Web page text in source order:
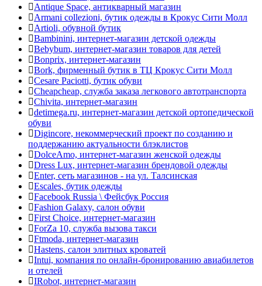
Antique Space, антикварный магазин
Armani collezioni, бутик одежды в Крокус Сити Молл
Artioli, обувной бутик
Bambinini, интернет-магазин детской одежды
Bebybum, интернет-магазин товаров для детей
Bonрrix, интернет-магазин
Bork, фирменный бутик в ТЦ Крокус Сити Молл
Cesare Paciotti, бутик обуви
Cheapcheap, служба заказа легкового автотранспорта
Chivita, интернет-магазин
detimega.ru, интернет-магазин детской ортопедической
обуви
Digincore, некоммерческий проект по созданию и
поддержанию актуальности блэклистов
DolceAmo, интернет-магазин женской одежды
Dress Lux, интернет-магазин брендовой одежды
Enter, сеть магазинов - на ул. Талсинская
Escales, бутик одежды
Facebook Russia \ Фейсбук Россия
Fashion Galaxy, салон обуви
First Choice, интернет-магазин
ForZa 10, служба вызова такси
Ftmoda, интернет-магазин
Hastens, салон элитных кроватей
Intui, компания по онлайн-бронированию авиабилетов
и отелей
IRobot, интернет-магазин